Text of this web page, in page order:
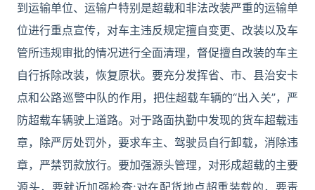
到运输单位、运输户特别是超载和非法改装严重的运输单
位进行重点宣传，对车主违反规定擅自变更、改装以及车
管所违规审批的情况进行全面清理，督促擅自改装的车主
自行拆除改装，恢复原状。要充分发挥省、市、县治安卡
点和公路巡警中队的作用，把住超载车辆的“出入关”，严
防超载车辆驶上道路。对于路面执勤中发现的货车超载违
章，除严厉处罚外，要求车主、驾驶员自行卸载，消除违
章，严禁罚款放行。要加强源头管理，对形成超载的主要
源头，要就近加强检查;对在配货地点超重装载的，要责